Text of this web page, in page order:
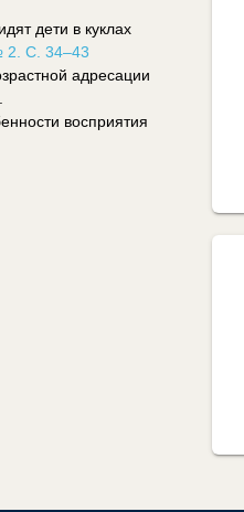
дети в куклах
2. С. 34–43
адресации
восприятия